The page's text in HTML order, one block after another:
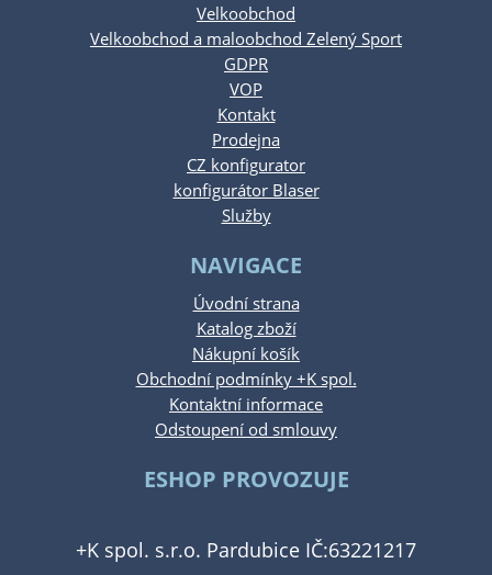
Velkoobchod
Velkoobchod a maloobchod Zelený Sport
GDPR
VOP
Kontakt
Prodejna
CZ konfigurator
konfigurátor Blaser
Služby
NAVIGACE
Úvodní strana
Katalog zboží
Nákupní košík
Obchodní podmínky +K spol.
Kontaktní informace
Odstoupení od smlouvy
ESHOP PROVOZUJE
+K spol. s.r.o. Pardubice IČ:63221217